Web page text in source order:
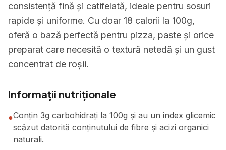
consistență fină și catifelată, ideale pentru sosuri
rapide și uniforme. Cu doar 18 calorii la 100g,
oferă o bază perfectă pentru pizza, paste și orice
preparat care necesită o textură netedă și un gust
concentrat de roșii.
Informații nutriționale
●Conțin 3g carbohidrați la 100g și au un index glicemic
scăzut datorită conținutului de fibre și acizi organici
naturali.